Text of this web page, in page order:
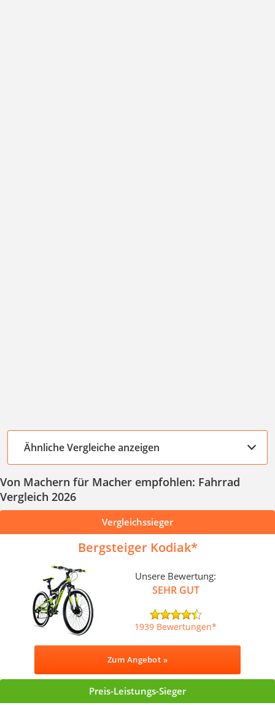
Ähnliche Vergleiche anzeigen
Von Machern für Macher empfohlen: Fahrrad
Vergleich 2026
Vergleichssieger
Bergsteiger Kodiak
Unsere Bewertung:
SEHR GUT
1939 Bewertungen
Zum Angebot »
Preis-Leistungs-Sieger